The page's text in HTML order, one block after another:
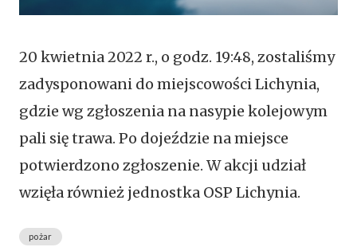
20 kwietnia 2022 r., o godz. 19:48, zostaliśmy
zadysponowani do miejscowości Lichynia,
gdzie wg zgłoszenia na nasypie kolejowym
pali się trawa. Po dojeździe na miejsce
potwierdzono zgłoszenie. W akcji udział
wzięła również jednostka OSP Lichynia.
pożar